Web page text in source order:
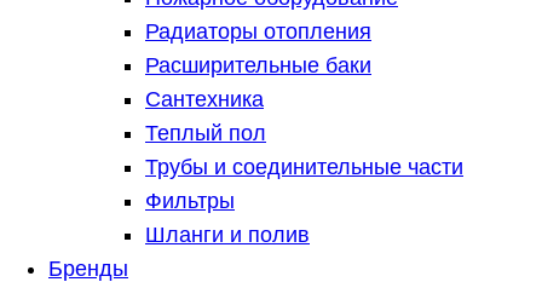
Радиаторы отопления
Расширительные баки
Сантехника
Теплый пол
Трубы и соединительные части
Фильтры
Шланги и полив
Бренды